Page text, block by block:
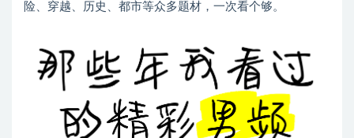
险、穿越、历史、都市等众多题材，一次看个够。